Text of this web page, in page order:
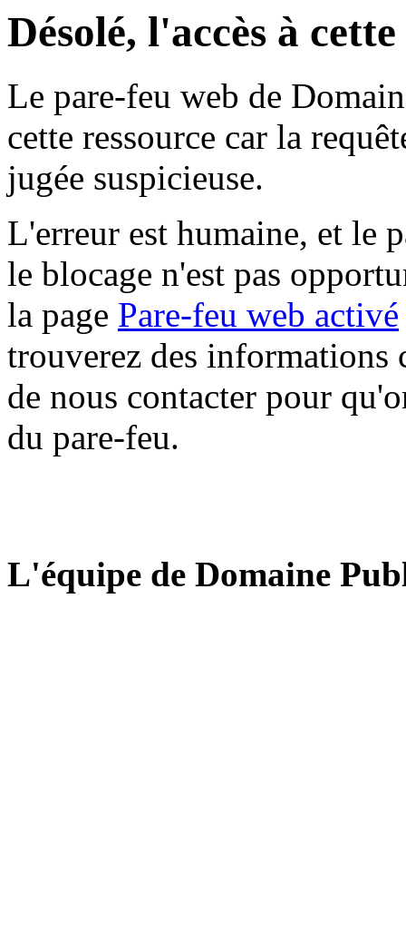
Désolé, l'accès à
Le pare-feu web de
cette ressource car la
jugée suspicieuse.
L'erreur est humaine, et le
le blocage n'est pas
la page Pare-feu web activé
trouverez des informations
de nous contacter pour
du pare-feu.
L'équipe de Domaine